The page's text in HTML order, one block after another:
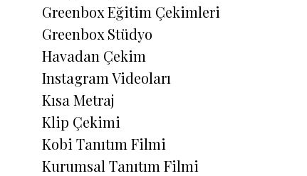
Greenbox Eğitim Çekimleri
Greenbox Stüdyo
Havadan Çekim
Instagram Videoları
Kısa Metraj
Klip Çekimi
Kobi Tanıtım Filmi
Kurumsal Tanıtım Filmi